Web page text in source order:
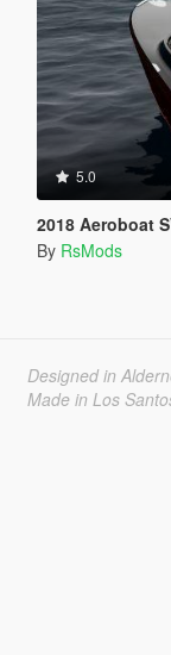
5.0
2018 Aeroboat
By RsMods
Designed in
Made in Los